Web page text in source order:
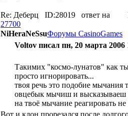
Re: Деберц ID:28019 ответ на
27700
NiHeraNeSsuФорумы CasinoGames
Voltov писал пн, 20 марта 2006
Такимих "космо-лунатов" как
просто игнорировать...
твоя речь это подобие мычания
овцебык мычиш и высказываеш
на твоё мычание реагировать не
Вот и клон прорезался после